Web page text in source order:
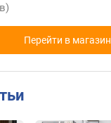
Перейти в магазин